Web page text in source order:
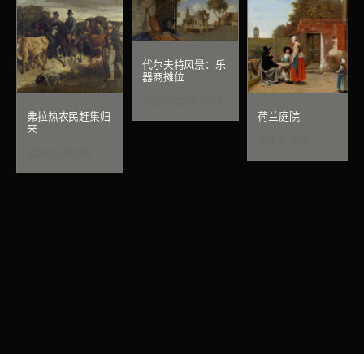
弗拉热农民赶集归
来
代尔夫特风景：乐
器商摊位
荷兰庭院